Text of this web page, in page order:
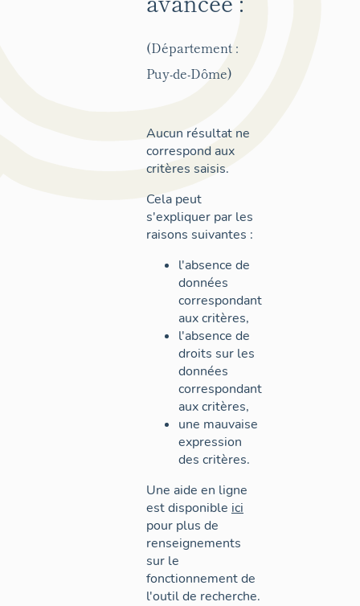
(Département :
Puy-de-Dôme)
Aucun résultat ne
correspond aux
critères saisis.
Cela peut
s'expliquer par les
raisons suivantes :
l'absence de
données
correspondant
aux critères,
l'absence de
droits sur les
données
correspondant
aux critères,
une mauvaise
expression
des critères.
Une aide en ligne
est disponible ici
pour plus de
renseignements
sur le
fonctionnement de
l'outil de recherche.